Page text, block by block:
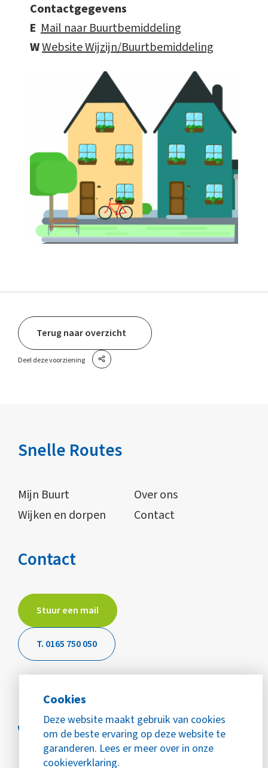
Cookies
Deze website maakt gebruik van cookies
om de beste ervaring op deze website te
garanderen. Lees er meer over in onze
cookieverklaring.
Contactgegevens
E Mail naar Buurtbemiddeling
WWebsite Wijzijn/Buurtbemiddeling
Terug naar overzicht
Deel deze voorziening
Snelle Routes
Mijn Buurt
Over ons
Wijken en dorpen
Contact
Contact
Stuur een mail
T. 0165 750 050